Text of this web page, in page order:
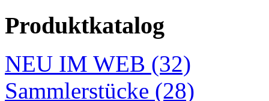
Produktkatalog
NEU IM WEB (32)
Sammlerstücke (28)